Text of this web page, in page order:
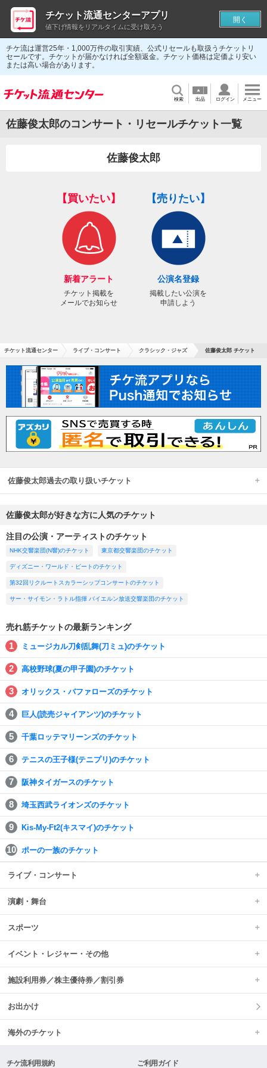
チケ流は運営25年・1,000万件の取引実績、公式リセールも取扱うチケットリ
セールです。チケットが届かなければ全額返金。チケット価格は定価より安い
または高い場合があります。
検索 出品 ログイン メニュー
佐藤俊太郎のコンサート・リセールチケット一覧
佐藤俊太郎
【買いたい】
新着アラート
チケット掲載を
メールでお知らせ
【売りたい】
公演名登録
掲載したい公演を
申請しよう
チケット流通センター ライブ・コンサート クラシック・ジャズ 佐藤俊太郎 チケット
佐藤俊太郎過去の取り扱いチケット
佐藤俊太郎が好きな方に人気のチケット
注目の公演・アーティストのチケット
NHK交響楽団(N響)のチケット 東京都交響楽団のチケット
ディズニー・ワールド・ビートのチケット
第32回リクルートスカラーシップコンサートのチケット
サー・サイモン・ラトル指揮 バイエルン放送交響楽団のチケット
売れ筋チケットの最新ランキング
ミュージカル刀剣乱舞(刀ミュ)のチケット
高校野球(夏の甲子園)のチケット
オリックス・バファローズのチケット
巨人(読売ジャイアンツ)のチケット
千葉ロッテマリーンズのチケット
テニスの王子様(テニプリ)のチケット
阪神タイガースのチケット
埼玉西武ライオンズのチケット
Kis-My-Ft2(キスマイ)のチケット
ポーの一族のチケット
ライブ・コンサート
演劇・舞台
スポーツ
イベント・レジャー・その他
施設利用券／株主優待券／割引券
お出かけ
海外のチケット
チケ流利用規約 ご利用ガイド
チケット流通センターアプリ
値下げ情報をリアルタイムに受け取ろう
開く